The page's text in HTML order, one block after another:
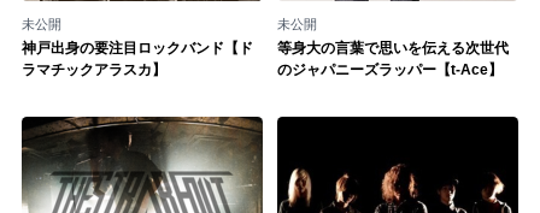
未公開
神戸出身の要注目ロックバンド【ド
ラマチックアラスカ】
未公開
等身大の言葉で思いを伝える次世代
のジャパニーズラッパー【t-Ace】